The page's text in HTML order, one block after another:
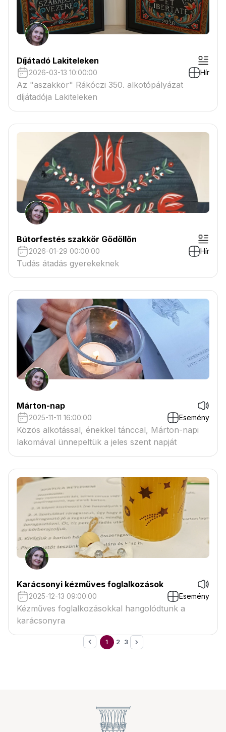
Díjátadó Lakiteleken
2026-03-13 10:00:00 Hír
Az "aszakkör" Rákóczi 350. alkotópályázat
díjátadója Lakiteleken
Bútorfestés szakkör Gödöllőn
2026-01-29 00:00:00 Hír
Tudás átadás gyerekeknek
Márton-nap
2025-11-11 16:00:00 Esemény
Közös alkotással, énekkel tánccal, Márton-napi
lakomával ünnepeltük a jeles szent napját
Karácsonyi kézműves foglalkozások
2025-12-13 09:00:00 Esemény
Kézműves foglalkozásokkal hangolódtunk a
karácsonyra
1 2 3